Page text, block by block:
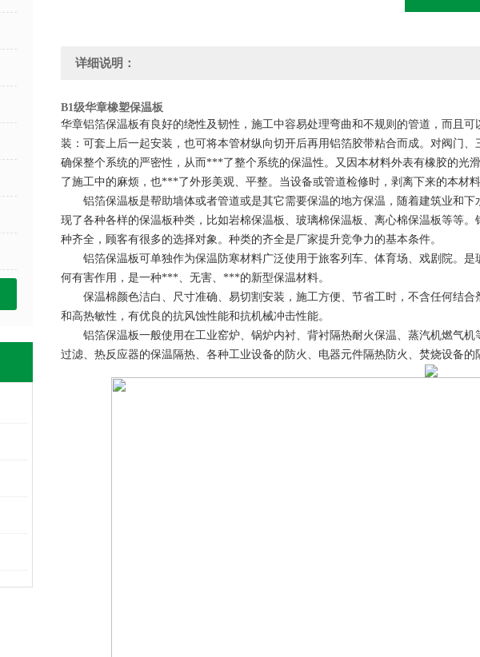
详细说明：
B1级华章橡塑保温板
华章铝箔保温板有良好的绕性及韧性，施工中容易处理弯曲和不规则的管道，而且
装：可套上后一起安装，也可将本管材纵向切开后再用铝箔胶带粘合而成。对阀门
确保整个系统的严密性，从而***了整个系统的保温性。又因本材料外表有橡胶的光
了施工中的麻烦，也***了外形美观、平整。当设备或管道检修时，剥离下来的本材
铝箔保温板是帮助墙体或者管道或是其它需要保温的地方保温，随着建筑业和下
现了各种各样的保温板种类，比如岩棉保温板、玻璃棉保温板、离心棉保温板等等
种齐全，顾客有很多的选择对象。种类的齐全是厂家提升竞争力的基本条件。
铝箔保温板可单独作为保温防寒材料广泛使用于旅客列车、体育场、戏剧院。是
何有害作用，是一种***、无害、***的新型保温材料。
保温棉颜色洁白、尺寸准确、易切割安装，施工方便、节省工时，不含任何结合
和高热敏性，有优良的抗风蚀性能和抗机械冲击性能。
铝箔保温板一般使用在工业窑炉、锅炉内衬、背衬隔热耐火保温、蒸汽机燃气机
过滤、热反应器的保温隔热、各种工业设备的防火、电器元件隔热防火、焚烧设备